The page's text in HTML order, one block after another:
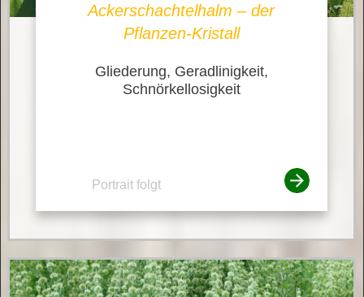
Ackerschachtelhalm – der
Pflanzen-Kristall
Gliederung, Geradlinigkeit,
Schnörkellosigkeit
Portrait folgt